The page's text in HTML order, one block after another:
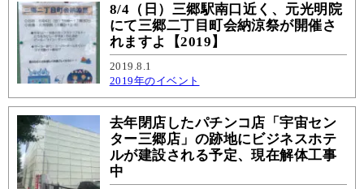
8/4（日）三郷駅南口近く、元光明院
にて三郷二丁目町会納涼祭が開催さ
れますよ【2019】
2019.8.1
2019年のイベント
去年閉店したパチンコ店「宇宙セン
ター三郷店」の跡地にビジネスホテ
ルが建設される予定、現在解体工事
中